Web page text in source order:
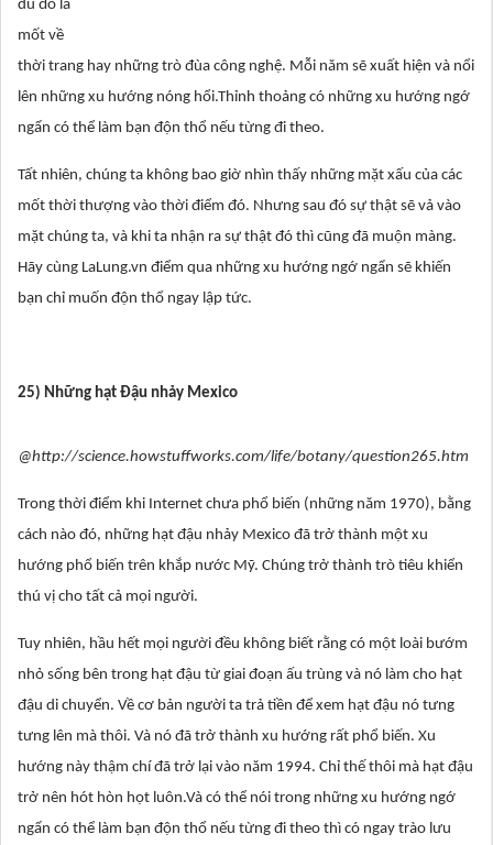
dù đó là
mốt về
thời trang hay những trò đùa công nghệ. Mỗi năm sẽ xuất hiện và nổi
lên những xu hướng nóng hổi.Thỉnh thoảng có những xu hướng ngớ
ngẩn có thể làm bạn độn thổ nếu từng đi theo.
Tất nhiên, chúng ta không bao giờ nhìn thấy những mặt xấu của các
mốt thời thượng vào thời điểm đó. Nhưng sau đó sự thật sẽ vả vào
mặt chúng ta, và khi ta nhận ra sự thật đó thì cũng đã muộn màng.
Hãy cùng LaLung.vn điểm qua những xu hướng ngớ ngẩn sẽ khiến
bạn chỉ muốn độn thổ ngay lập tức.
25) Những hạt Đậu nhảy Mexico
@http://science.howstuffworks.com/life/botany/question265.htm
Trong thời điểm khi Internet chưa phổ biến (những năm 1970), bằng
cách nào đó, những hạt đậu nhảy Mexico đã trở thành một xu
hướng phổ biến trên khắp nước Mỹ. Chúng trở thành trò tiêu khiển
thú vị cho tất cả mọi người.
Tuy nhiên, hầu hết mọi người đều không biết rằng có một loài bướm
nhỏ sống bên trong hạt đậu từ giai đoạn ấu trùng và nó làm cho hạt
đậu di chuyển. Về cơ bản người ta trả tiền để xem hạt đậu nó tưng
tưng lên mà thôi. Và nó đã trở thành xu hướng rất phổ biến. Xu
hướng này thậm chí đã trở lại vào năm 1994. Chỉ thế thôi mà hạt đậu
trở nên hót hòn họt luôn.Và có thể nói trong những xu hướng ngớ
ngẩn có thể làm bạn độn thổ nếu từng đi theo thì có ngay trào lưu